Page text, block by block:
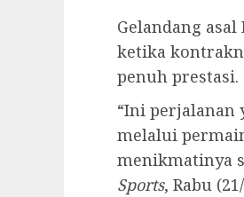
Gelandang
ketika
penuh prestasi.
“Ini perjalanan
melalui
menikmatinya
Sports, Rabu